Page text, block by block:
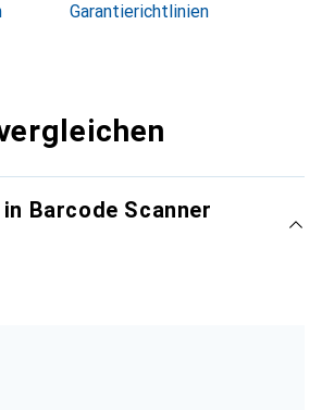
Garantierichtlinien
Barcode Scanner